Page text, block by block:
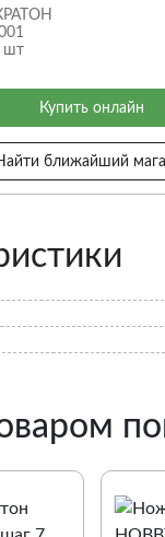
шт
Купить онлайн
ближайший